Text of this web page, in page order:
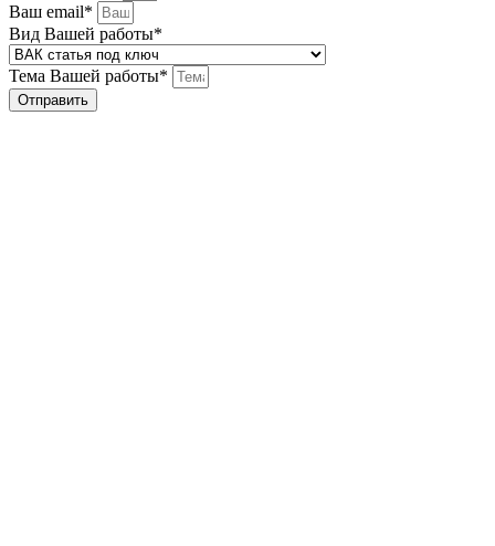
Ваш email*
Вид Вашей работы*
Тема Вашей работы*
Отправить